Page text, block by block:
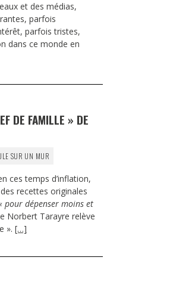
et des médias,
parfois
parfois tristes,
dans ce monde en
DE FAMILLE » DE
SUR UN MUR
ces temps d’inflation,
recettes originales
pour dépenser moins et
Norbert Tarayre relève
». […]